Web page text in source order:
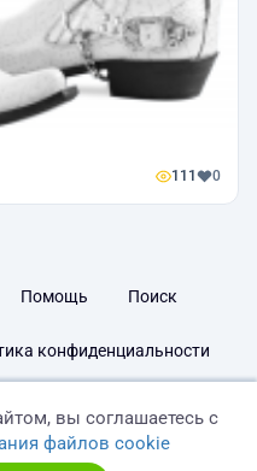
111 0
Помощь Поиск
конфиденциальности
вы соглашаетесь с
файлов cookie